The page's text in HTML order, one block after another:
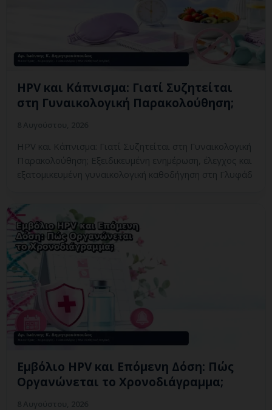
HPV και Κάπνισμα: Γιατί Συζητείται
στη Γυναικολογική Παρακολούθηση;
HPV και Κάπνισμα: Γιατί Συζητείται στη Γυναικολογική
Παρακολούθηση; Εξειδικευμένη ενημέρωση, έλεγχος και
εξατομικευμένη γυναικολογική καθοδήγηση στη Γλυφάδ
Εμβόλιο HPV και Επόμενη Δόση: Πώς
Οργανώνεται το Χρονοδιάγραμμα;